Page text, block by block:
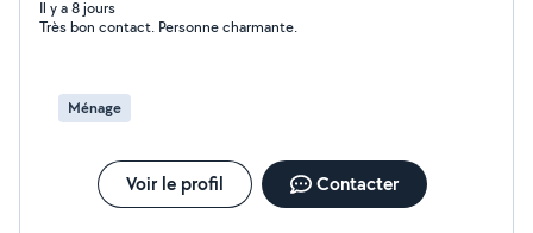
Disponible du lundi au vendredi.
Il y a 8 jours
Très bon contact. Personne charmante.
Ménage
Voir le profil Contacter